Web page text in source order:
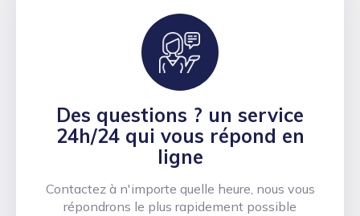
Des questions ? un service
24h/24 qui vous répond en
ligne
Contactez à n'importe quelle heure, nous vous
répondrons le plus rapidement possible